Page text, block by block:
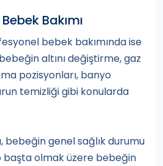
Bakımı
bebek bakımında ise
altını değiştirme, gaz
pozisyonları, banyo
temizliği gibi konularda
bebeğin genel sağlık durumu
başta olmak üzere bebeğin